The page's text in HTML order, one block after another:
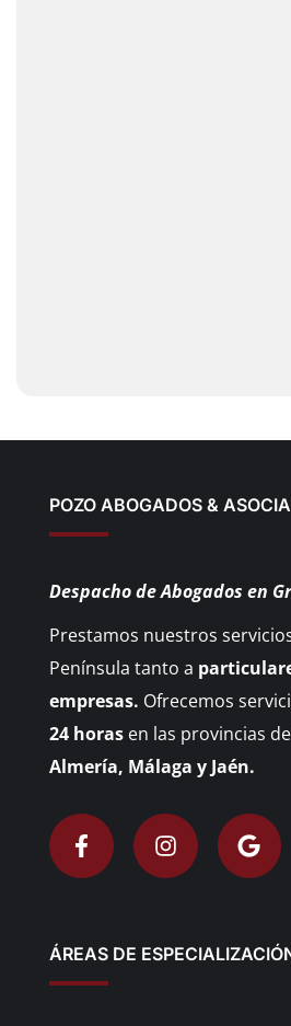
POZO ABOGADOS &
Despacho de Abogados en
Prestamos nuestros
Península tanto a
empresas. Ofrecemos
24 horas en las provincias de
Almería, Málaga y Jaén.
ÁREAS DE